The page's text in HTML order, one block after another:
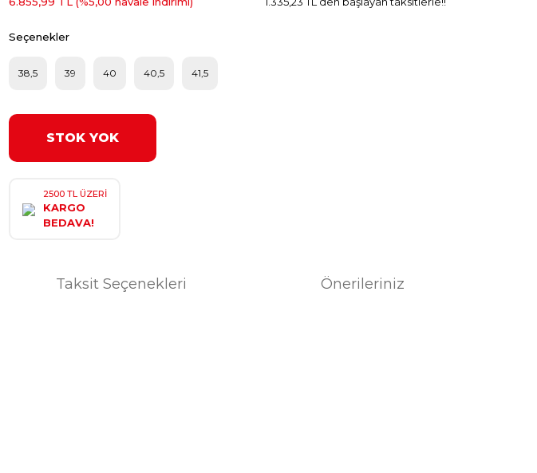
Seçenekler
38,5 39 40 40,5 41,5
STOK YOK
2500 TL ÜZERİ
KARGO
BEDAVA!
Taksit Seçenekleri Önerileriniz